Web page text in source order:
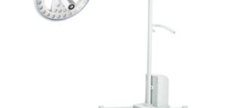
Лучевая диагностика
Офтальмологическое оборудование